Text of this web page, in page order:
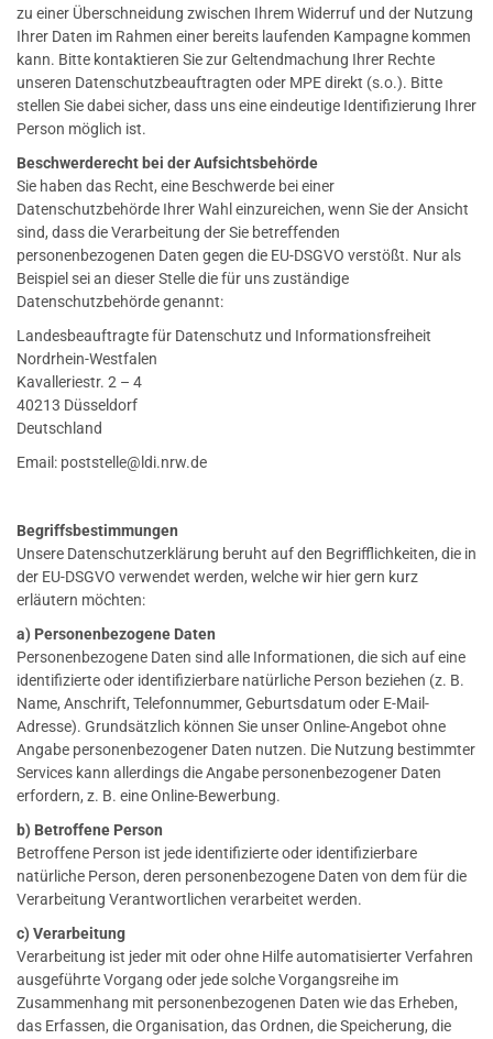
zu einer Überschneidung zwischen Ihrem Widerruf und der Nutzung
Ihrer Daten im Rahmen einer bereits laufenden Kampagne kommen
kann. Bitte kontaktieren Sie zur Geltendmachung Ihrer Rechte
unseren Datenschutzbeauftragten oder MPE direkt (s.o.). Bitte
stellen Sie dabei sicher, dass uns eine eindeutige Identifizierung Ihrer
Person möglich ist.
Beschwerderecht bei der Aufsichtsbehörde
Sie haben das Recht, eine Beschwerde bei einer
Datenschutzbehörde Ihrer Wahl einzureichen, wenn Sie der Ansicht
sind, dass die Verarbeitung der Sie betreffenden
personenbezogenen Daten gegen die EU-DSGVO verstößt. Nur als
Beispiel sei an dieser Stelle die für uns zuständige
Datenschutzbehörde genannt:
Landesbeauftragte für Datenschutz und Informationsfreiheit
Nordrhein-Westfalen
Kavalleriestr. 2 – 4
40213 Düsseldorf
Deutschland
Email: poststelle@ldi.nrw.de
Begriffsbestimmungen
Unsere Datenschutzerklärung beruht auf den Begrifflichkeiten, die in
der EU-DSGVO verwendet werden, welche wir hier gern kurz
erläutern möchten:
a) Personenbezogene Daten
Personenbezogene Daten sind alle Informationen, die sich auf eine
identifizierte oder identifizierbare natürliche Person beziehen (z. B.
Name, Anschrift, Telefonnummer, Geburtsdatum oder E-Mail-
Adresse). Grundsätzlich können Sie unser Online-Angebot ohne
Angabe personenbezogener Daten nutzen. Die Nutzung bestimmter
Services kann allerdings die Angabe personenbezogener Daten
erfordern, z. B. eine Online-Bewerbung.
b) Betroffene Person
Betroffene Person ist jede identifizierte oder identifizierbare
natürliche Person, deren personenbezogene Daten von dem für die
Verarbeitung Verantwortlichen verarbeitet werden.
c) Verarbeitung
Verarbeitung ist jeder mit oder ohne Hilfe automatisierter Verfahren
ausgeführte Vorgang oder jede solche Vorgangsreihe im
Zusammenhang mit personenbezogenen Daten wie das Erheben,
das Erfassen, die Organisation, das Ordnen, die Speicherung, die